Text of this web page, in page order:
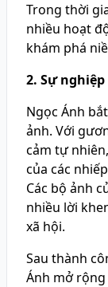
Trong thời
nhiều hoạt
khám phá
2. Sự
Ngọc Ánh
ảnh. Với
cảm tự
của các
Các bộ ảnh
nhiều lời
xã hội.
Sau thành
Ánh mở